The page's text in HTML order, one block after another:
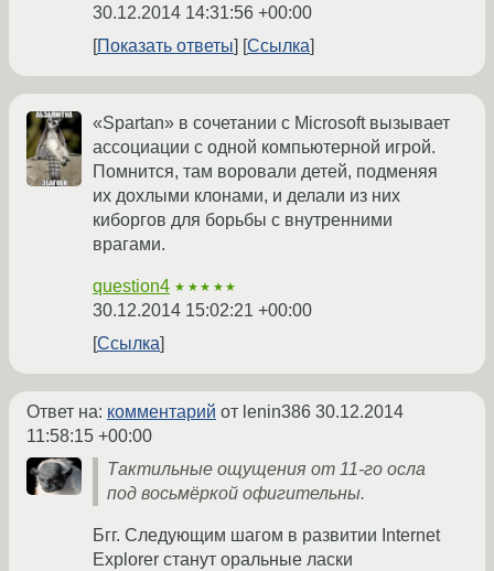
30.12.2014 14:31:56 +00:00
Показать ответы
Ссылка
«Spartan» в сочетании с Microsoft вызывает
ассоциации с одной компьютерной игрой.
Помнится, там воровали детей, подменяя
их дохлыми клонами, и делали из них
киборгов для борьбы с внутренними
врагами.
question4 ★★★★★
30.12.2014 15:02:21 +00:00
Ссылка
Ответ на: комментарий от lenin386 30.12.2014
11:58:15 +00:00
Тактильные ощущения от 11-го осла
под восьмёркой офигительны.
Бгг. Следующим шагом в развитии Internet
Explorer станут оральные ласки